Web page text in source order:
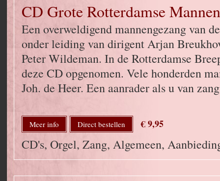
CD Grote Rotterdamse
Een overweldigend mannengezang van
onder leiding van dirigent Arjan
Peter Wildeman. In de Rotterdamse
deze CD opgenomen. Vele honderden
Joh. de Heer. Een aanrader als u van
Meer info Direct bestellen € 9,95
CD's, Orgel, Zang, Algemeen,